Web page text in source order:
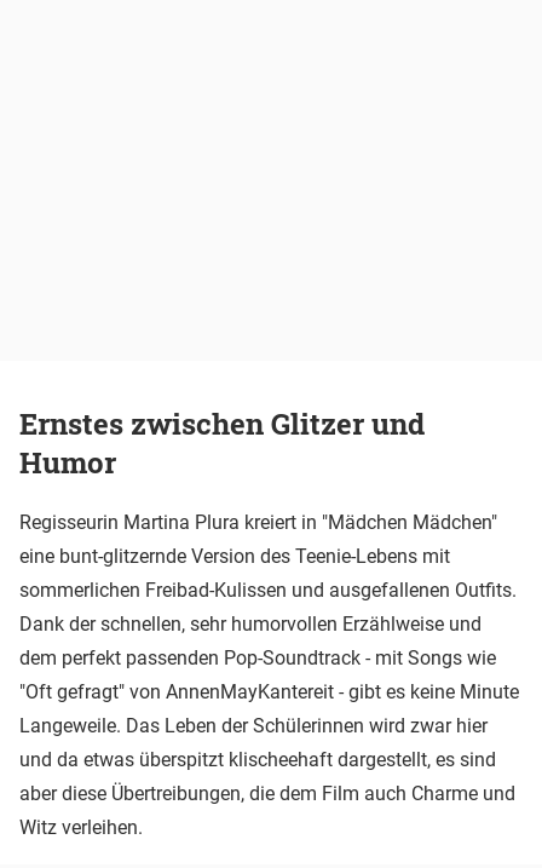
Ernstes zwischen Glitzer und
Humor
Regisseurin Martina Plura kreiert in "Mädchen Mädchen"
eine bunt-glitzernde Version des Teenie-Lebens mit
sommerlichen Freibad-Kulissen und ausgefallenen Outfits.
Dank der schnellen, sehr humorvollen Erzählweise und
dem perfekt passenden Pop-Soundtrack - mit Songs wie
"Oft gefragt" von AnnenMayKantereit - gibt es keine Minute
Langeweile. Das Leben der Schülerinnen wird zwar hier
und da etwas überspitzt klischeehaft dargestellt, es sind
aber diese Übertreibungen, die dem Film auch Charme und
Witz verleihen.